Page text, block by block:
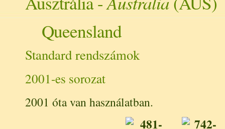
Queensland
Standard rendszámok
2001-es sorozat
2001 óta van használatban.